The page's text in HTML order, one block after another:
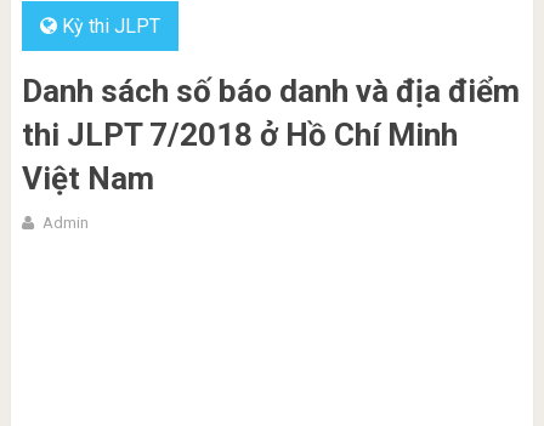
Kỳ thi JLPT
Danh sách số báo danh và địa điểm
thi JLPT 7/2018 ở Hồ Chí Minh
Việt Nam
Admin